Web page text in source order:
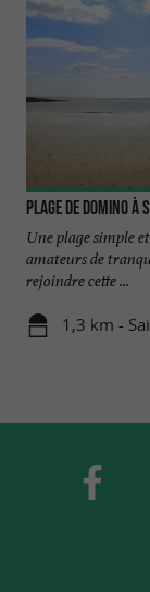
Plage de Domino à
Une plage simple
amateurs de
rejoindre cette ...
1,3 km -